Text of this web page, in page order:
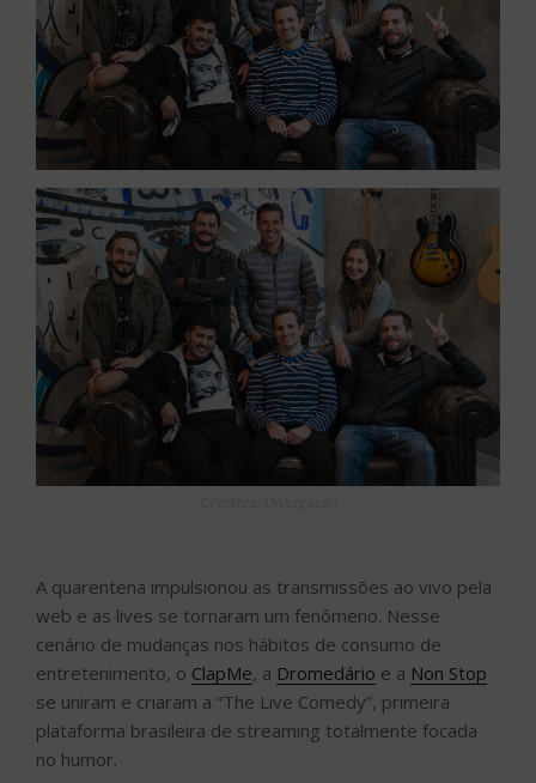
A quarentena impulsionou as transmissões ao vivo pela
web e as lives se tornaram um fenômeno. Nesse
cenário de mudanças nos hábitos de consumo de
entretenimento, o ClapMe, a Dromedário e a Non Stop
se uniram e criaram a “The Live Comedy”, primeira
plataforma brasileira de streaming totalmente focada
no humor.